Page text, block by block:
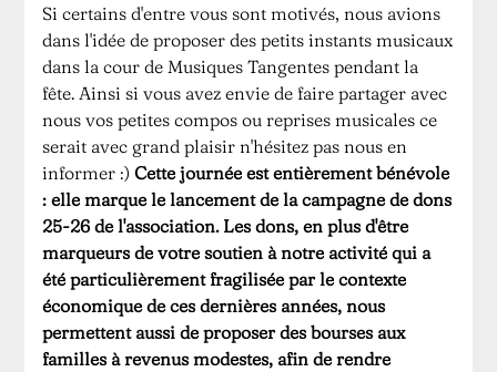
Si certains d'entre vous sont motivés, nous avions
dans l'idée de proposer des petits instants musicaux
dans la cour de Musiques Tangentes pendant la
fête. Ainsi si vous avez envie de faire partager avec
nous vos petites compos ou reprises musicales ce
serait avec grand plaisir n'hésitez pas nous en
informer :)Cette journée est entièrement bénévole
: elle marque le lancement de la campagne de dons
25-26 de l'association. Les dons, en plus d'être
marqueurs de votre soutien à notre activité qui a
été particulièrement fragilisée par le contexte
économique de ces dernières années, nous
permettent aussi de proposer des bourses aux
familles à revenus modestes, afin de rendre